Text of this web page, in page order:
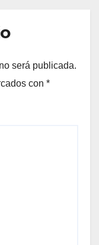
será publicada.
con *